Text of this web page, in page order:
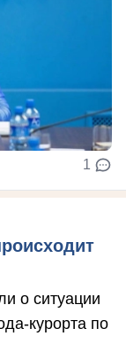
1
о ситуации
курорта по